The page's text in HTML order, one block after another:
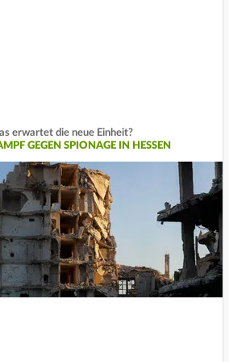
erwartet die neue Einheit?
GEGEN SPIONAGE IN HESSEN